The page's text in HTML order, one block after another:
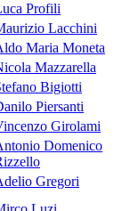
Profili
Lacchini
Maria Moneta
Mazzarella
Bigiotti
Piersanti
Girolami
Domenico
Gregori